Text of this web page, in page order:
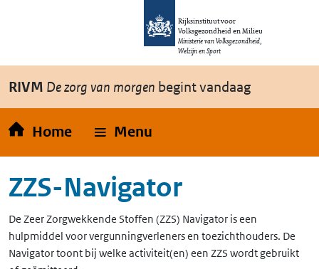
Overslaan en naar de inhoud gaan
Rijksinstituut voor
Volksgezondheid en Milieu
Ministerie van Volksgezondheid,
Welzijn en Sport
RIVM De zorg van morgen begint vandaag
Home Menu
ZZS-Navigator
De Zeer Zorgwekkende Stoffen (ZZS) Navigator is een
hulpmiddel voor vergunningverleners en toezichthouders. De
Navigator toont bij welke activiteit(en) een ZZS wordt gebruikt